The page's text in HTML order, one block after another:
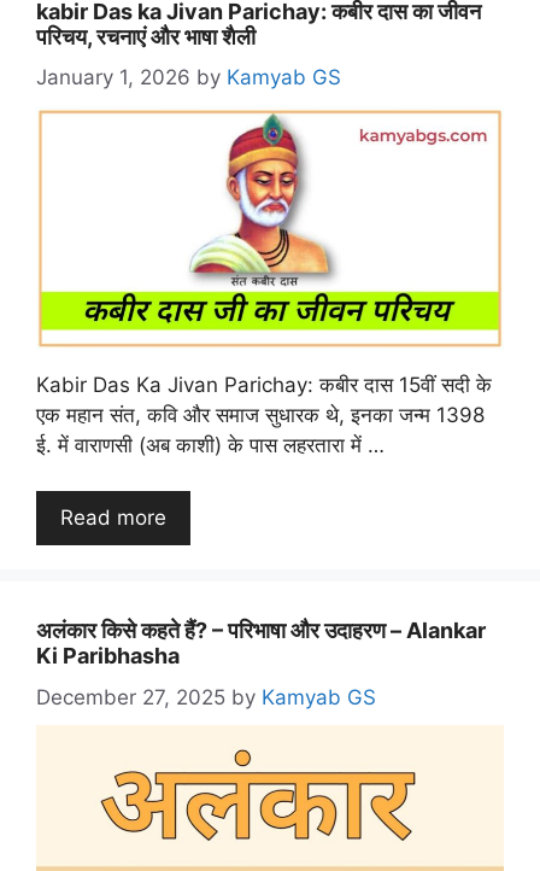
kabir Das ka Jivan Parichay: कबीर दास का जीवन
परिचय, रचनाएं और भाषा शैली
January 1, 2026 by Kamyab GS
Kabir Das Ka Jivan Parichay: कबीर दास 15वीं सदी के
एक महान संत, कवि और समाज सुधारक थे, इनका जन्म 1398
ई. में वाराणसी (अब काशी) के पास लहरतारा में …
Read more
अलंकार किसे कहते हैं? – परिभाषा और उदाहरण – Alankar
Ki Paribhasha
December 27, 2025 by Kamyab GS